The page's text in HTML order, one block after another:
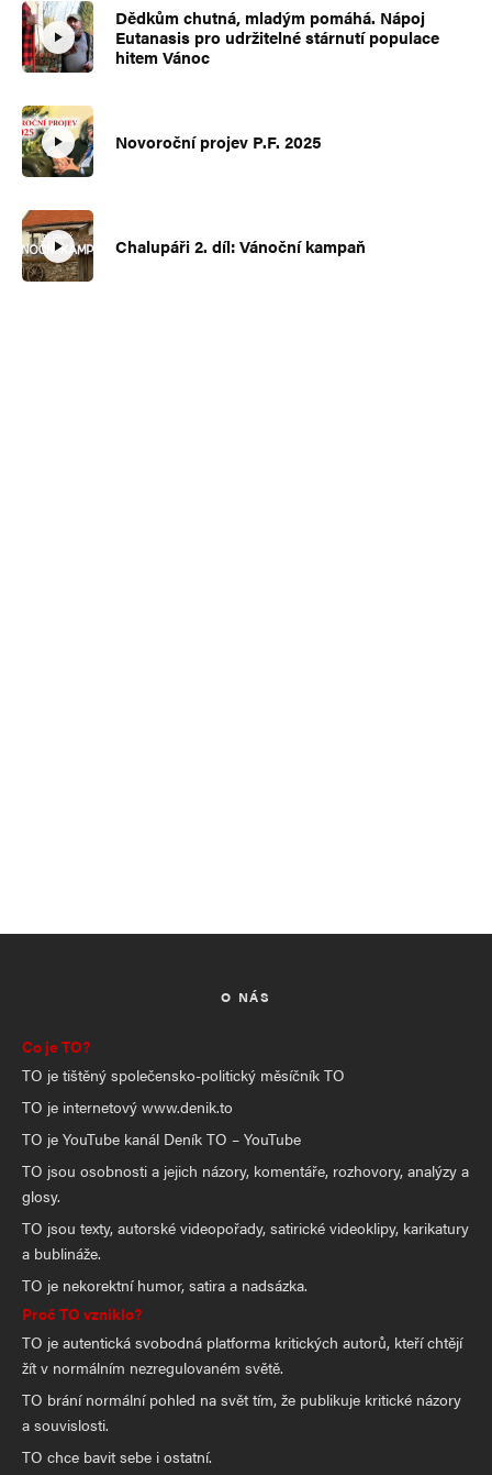
Dědkům chutná, mladým pomáhá. Nápoj
Eutanasis pro udržitelné stárnutí populace
hitem Vánoc
Novoroční projev P.F. 2025
Chalupáři 2. díl: Vánoční kampaň
O NÁS
Co je TO?
TO je tištěný společensko-politický měsíčník TO
TO je internetový www.denik.to
TO je YouTube kanál Deník TO – YouTube
TO jsou osobnosti a jejich názory, komentáře, rozhovory, analýzy a
glosy.
TO jsou texty, autorské videopořady, satirické videoklipy, karikatury
a bublináže.
TO je nekorektní humor, satira a nadsázka.
Proč TO vzniklo?
TO je autentická svobodná platforma kritických autorů, kteří chtějí
žít v normálním nezregulovaném světě.
TO brání normální pohled na svět tím, že publikuje kritické názory
a souvislosti.
TO chce bavit sebe i ostatní.